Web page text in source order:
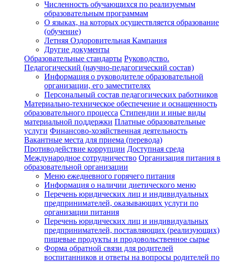
Численность обучающихся по реализуемым
образовательным программам
О языках, на которых осуществляется образование
(обучение)
Летняя Оздоровительная Кампания
Другие документы
Образовательные стандарты Руководство.
Педагогический (научно-педагогический состав)
Информация о руководителе образовательной
организации, его заместителях
Персональный состав педагогических работников
Материально-техническое обеспечение и оснащенность
образовательного процесса Стипендии и иные виды
материальной поддержки Платные образовательные
услуги Финансово-хозяйственная деятельность
Вакантные места для приема (перевода)
Противодействие коррупции Доступная среда
Международное сотрудничество Организация питания в
образовательной организации
Меню ежедневного горячего питания
Информация о наличии диетического меню
Перечень юридических лиц и индивидуальных
предпринимателей, оказывающих услуги по
организации питания
Перечень юридических лиц и индивидуальных
предпринимателей, поставляющих (реализующих)
пищевые продукты и продовольственное сырье
Форма обратной связи для родителей
воспитанников и ответы на вопросы родителей по